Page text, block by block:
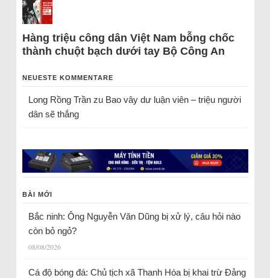
Hàng triệu công dân Việt Nam bỗng chốc
thành chuột bạch dưới tay Bộ Công An
NEUESTE KOMMENTARE
Long Rồng Trầnzu Bao vây dư luận viên – triệu người
dân sẽ thắng
BÀI MỚI
Bắc ninh: Ông Nguyễn Văn Dũng bị xử lý, câu hỏi nào
còn bỏ ngỏ?
08/08/2026
Cá độ bóng đá: Chủ tịch xã Thanh Hóa bị khai trừ Đảng